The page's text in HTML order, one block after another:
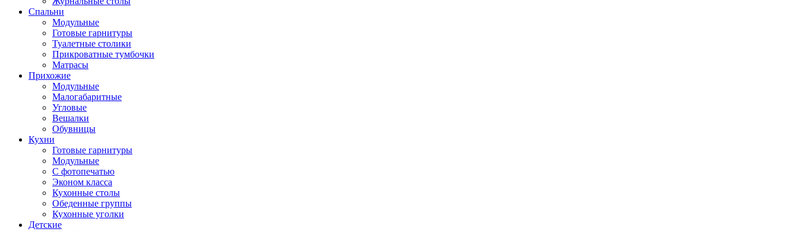
Спальни
Модульные
Готовые гарнитуры
Туалетные столики
Прикроватные тумбочки
Матрасы
Прихожие
Модульные
Малогабаритные
Угловые
Вешалки
Обувницы
Кухни
Готовые гарнитуры
Модульные
С фотопечатью
Эконом класса
Кухонные столы
Обеденные группы
Кухонные уголки
Детские